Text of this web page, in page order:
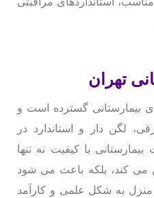
تهران
بیمارستانی گسترده است و
لگن دار و استاندارد در
با کیفیت نه تنها
می کند، بلکه باعث می شود
به شکل علمی و کارآمد